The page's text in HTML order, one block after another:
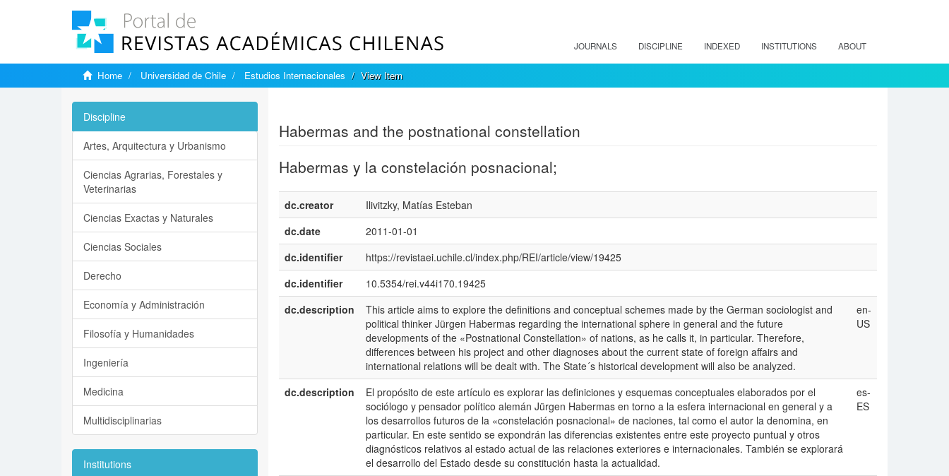
JOURNALS DISCIPLINE INDEXED INSTITUTIONS ABOUT
Home Universidad de Chile Estudios Internacionales View Item
Habermas and the postnational constellation
Habermas y la constelación posnacional;
dc.creator
Ilivitzky, Matías Esteban
dc.date
2011-01-01
dc.identifier
https://revistaei.uchile.cl/index.php/REI/article/view/19425
dc.identifier
10.5354/rei.v44i170.19425
dc.description
This article aims to explore the definitions and conceptual schemes made by the German sociologist and
political thinker Jürgen Habermas regarding the international sphere in general and the future
developments of the «Postnational Constellation» of nations, as he calls it, in particular. Therefore,
differences between his project and other diagnoses about the current state of foreign affairs and
international relations will be dealt with. The State´s historical development will also be analyzed.
en-
US
dc.description
El propósito de este artículo es explorar las definiciones y esquemas conceptuales elaborados por el
sociólogo y pensador político alemán Jürgen Habermas en torno a la esfera internacional en general y a
los desarrollos futuros de la «constelación posnacional» de naciones, tal como el autor la denomina, en
particular. En este sentido se expondrán las diferencias existentes entre este proyecto puntual y otros
diagnósticos relativos al estado actual de las relaciones exteriores e internacionales. También se explorará
el desarrollo del Estado desde su constitución hasta la actualidad.
es-
ES
Discipline
Artes, Arquitectura y Urbanismo
Ciencias Agrarias, Forestales y
Veterinarias
Ciencias Exactas y Naturales
Ciencias Sociales
Derecho
Economía y Administración
Filosofía y Humanidades
Ingeniería
Medicina
Multidisciplinarias
Institutions